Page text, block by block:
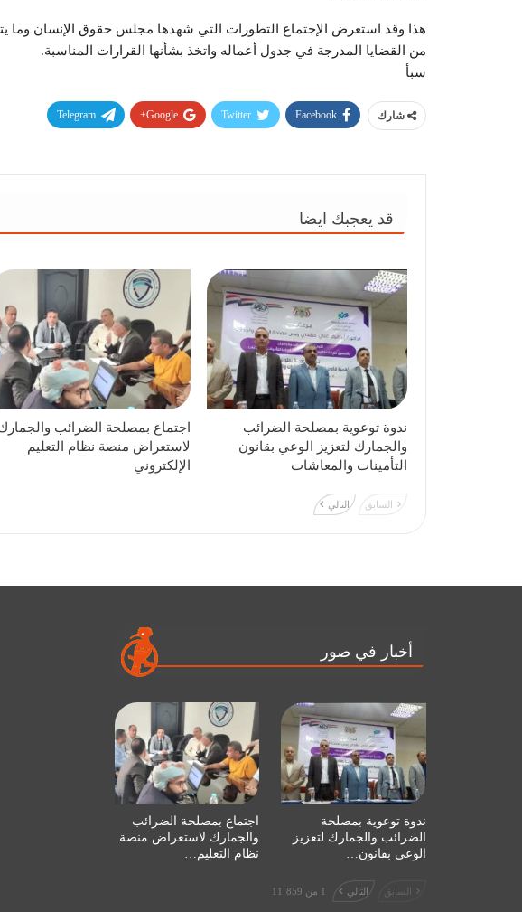
هذا وقد استعرض الإجتماع التطورات التي شهدها مجلس حقوق الإنسان وما
من القضايا المدرجة في جدول أعماله واتخذ بشأنها القرارات المناسبة.
سبأ
شارك Facebook
Twitter
Google+
Telegram
قد يعجبك ايضا
ندوة توعوية بمصلحة الضرائب
والجمارك لتعزيز الوعي بقانون
التأمينات والمعاشات
اجتماع بمصلحة الضرائب
لاستعراض منصة نظام التعليم
الإلكتروني
السابق التالي
أخبار في صور
ندوة توعوية بمصلحة
الضرائب والجمارك لتعزيز
الوعي بقانون…
اجتماع بمصلحة الضرائب
والجمارك لاستعراض منصة
نظام التعليم…
السابق التالي 1 من 11٬859